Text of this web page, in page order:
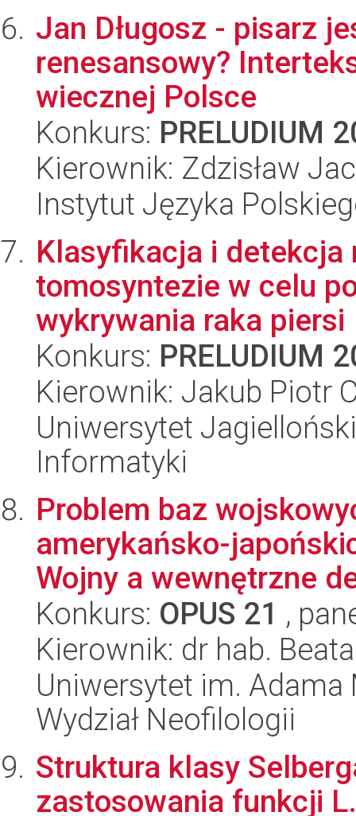
Jan Długosz - pisarz
renesansowy?
wiecznej Polsce
Konkurs: PRELUDIUM
Kierownik: Zdzisław
Instytut Języka
Klasyfikacja i detekcja
tomosyntezie w celu
wykrywania raka piersi
Konkurs: PRELUDIUM
Kierownik: Jakub Piotr
Uniwersytet
Informatyki
Problem baz
amerykańsko-
Wojny a wewnętrzne
Konkurs: OPUS 21 ,
Kierownik: dr hab.
Uniwersytet im.
Wydział Neofilologii
Struktura klasy
zastosowania funkcji L.